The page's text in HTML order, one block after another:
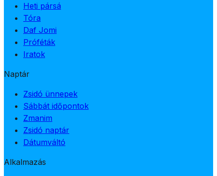
Heti pársá
Tóra
Daf Jomi
Próféták
Iratok
Naptár
Zsidó ünnepek
Sábbát időpontok
Zmanim
Zsidó naptár
Dátumváltó
Alkalmazás